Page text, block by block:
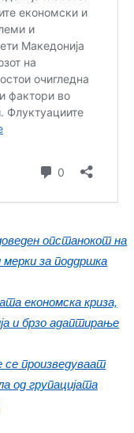
опстанокот на
за поддршка
економска криза,
и брзо адаптирање
произведуваат
од групацијата